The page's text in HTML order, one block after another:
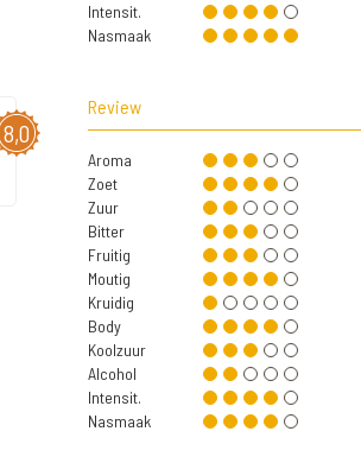
Intensit.
Nasmaak
8,0
Review
Aroma
Zoet
Zuur
Bitter
Fruitig
Moutig
Kruidig
Body
Koolzuur
Alcohol
Intensit.
Nasmaak